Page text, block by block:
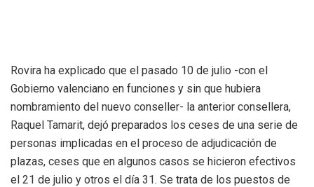
Rovira ha explicado que el pasado 10 de julio -con el
Gobierno valenciano en funciones y sin que hubiera
nombramiento del nuevo conseller- la anterior consellera,
Raquel Tamarit, dejó preparados los ceses de una serie de
personas implicadas en el proceso de adjudicación de
plazas, ceses que en algunos casos se hicieron efectivos
el 21 de julio y otros el día 31. Se trata de los puestos de